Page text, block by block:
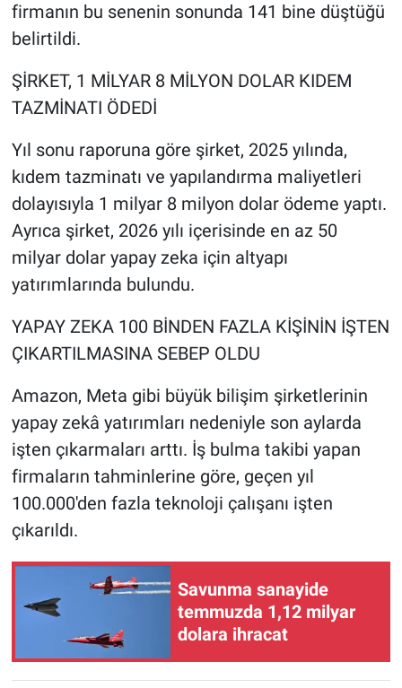
firmanın bu senenin sonunda 141 bine düştüğü
belirtildi.
ŞİRKET, 1 MİLYAR 8 MİLYON DOLAR KIDEM
TAZMİNATI ÖDEDİ
Yıl sonu raporuna göre şirket, 2025 yılında,
kıdem tazminatı ve yapılandırma maliyetleri
dolayısıyla 1 milyar 8 milyon dolar ödeme yaptı.
Ayrıca şirket, 2026 yılı içerisinde en az 50
milyar dolar yapay zeka için altyapı
yatırımlarında bulundu.
YAPAY ZEKA 100 BİNDEN FAZLA KİŞİNİN İŞTEN
ÇIKARTILMASINA SEBEP OLDU
Amazon, Meta gibi büyük bilişim şirketlerinin
yapay zekâ yatırımları nedeniyle son aylarda
işten çıkarmaları arttı. İş bulma takibi yapan
firmaların tahminlerine göre, geçen yıl
100.000'den fazla teknoloji çalışanı işten
çıkarıldı.
Savunma sanayide
temmuzda 1,12 milyar
dolara ihracat